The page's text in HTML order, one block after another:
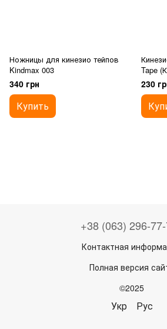
Ножницы для кинезио тейпов
Kindmax 003
340 грн
Купить
Tape
230
+38 (063) 296-
Контактная
Полная версия
©2025
Укр Рус